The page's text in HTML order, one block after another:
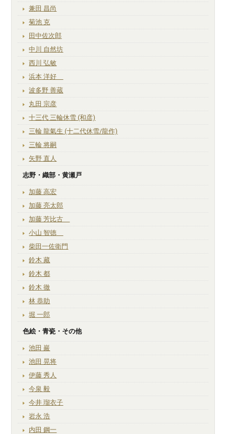
兼田 昌尚
菊池 克
田中佐次郎
中川 自然坊
西川 弘敏
浜本 洋好
波多野 善蔵
丸田 宗彦
十三代 三輪休雪 (和彦)
三輪 龍氣生 (十二代休雪/龍作)
三輪 将嗣
矢野 直人
志野・織部・黄瀬戸
加藤 高宏
加藤 亮太郎
加藤 芳比古
小山 智徳
柴田一佐衛門
鈴木 藏
鈴木 都
鈴木 徹
林 恭助
堀 一郎
色絵・青瓷・その他
池田 巖
池田 晃将
伊藤 秀人
今泉 毅
今井 瑠衣子
岩永 浩
内田 鋼一